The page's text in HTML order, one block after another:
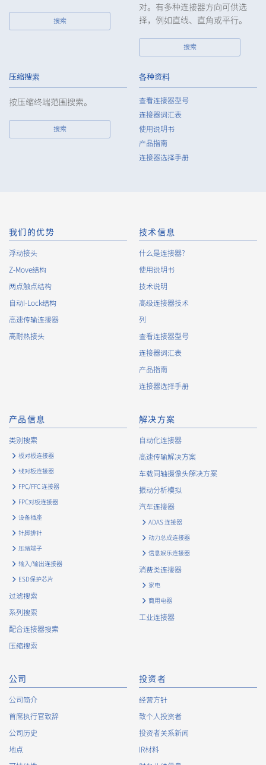
Except as otherwise provided by law, the Company will not
provide the personal data of the Customers, etc. for any third
party without obtaining the prior consent of the individual.
Except as otherwise required by law, the Company shall
stipulated by law when the Company has provided or
received personal data from a third party.
8. When preparing the anonymously processed information, the
Company shall comply with the standards prescribed by laws
and regulations and implement appropriate security control
In the case of the leak of personal information or other such
10.The Company will continuously review and regularly evaluate
the management systems and measures to protect personal
data, and strive to improve the management systems and
measures.
About the Handling of Personal Information
1. Collection of Personal Information
When providing the services of the Company, the Company
obtains personal information such as the name, address,
(your company name, department name, position, address,
information, and access logs of the Customers, etc. from. The
Company shall not properly acquire personal information or
acquire personal information by deception or other wrongful
means.
The Company uses cookies and other tracking technologies
(e.g., web beacons) to collect information about your access
history and usage status on this website, including identifiers
such as IP addresses (hereinafter referred to as “cookies”).
information) is collected. Cookie information may be
associated with personal information of Customers’ member
services held by the Company. Cookie information that is
associated with personal information will be handled in
accordance with the following and the Cookie Policy.
https://www.irisoele.com/cn/cookie/
2. Purposes of Use of Personal Information
The purposes of use of personal information acquired by the
following purposes of use to the extent which is deemed
shall notify or publicly announce the changed purposes of use
to the relevant person of the Customers, etc.
To provide campaigns and events for the Customers, etc.
搜索
对。有多种连接器方向可供选
择，例如直线、直角或平行。
搜索
压缩搜索
按压缩终端范围搜索。
搜索
各种资料
查看连接器型号
连接器词汇表
使用说明书
产品指南
连接器选择手册
我们的优势
浮动接头
Z-Move结构
两点触点结构
自动I-Lock结构
高速传输连接器
高耐热接头
技术信息
什么是连接器?
使用说明书
技术说明
高级连接器技术
列
查看连接器型号
连接器词汇表
产品指南
连接器选择手册
产品信息
类别搜索
板对板连接器
线对板连接器
FPC/FFC 连接器
FPC对板连接器
设备插座
针脚排针
压缩端子
输入/输出连接器
ESD保护芯片
过滤搜索
系列搜索
配合连接器搜索
压缩搜索
解决方案
自动化连接器
高速传输解决方案
车载同轴摄像头解决方案
振动分析模拟
汽车连接器
ADAS 连接器
动力总成连接器
信息娱乐连接器
消费类连接器
家电
商用电器
工业连接器
公司
公司简介
首席执行官致辞
公司历史
地点
投资者
经营方针
致个人投资者
投资者关系新闻
IR材料